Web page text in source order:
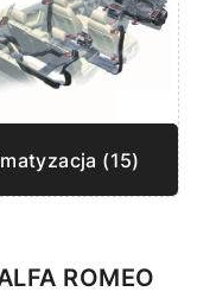
(15)
ROMEO